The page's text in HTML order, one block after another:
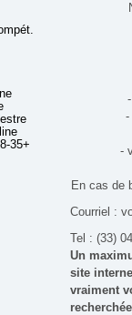
35+ ans)
-
-
En cas de
Courriel :
Tel : (33)
Un
site
vraiment